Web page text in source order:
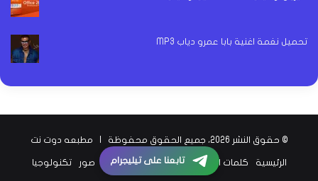
تحميل نغمة اغنية بابا عمرو دياب MP3
© حقوق النشر 2026، جميع الحقوق محفوظة | مطبعه دوت نت
الرئيسية كلمات اغاني اخبار الفن اخبار الرياضة صور تكنولوجيا تابعنا على تيليجرام